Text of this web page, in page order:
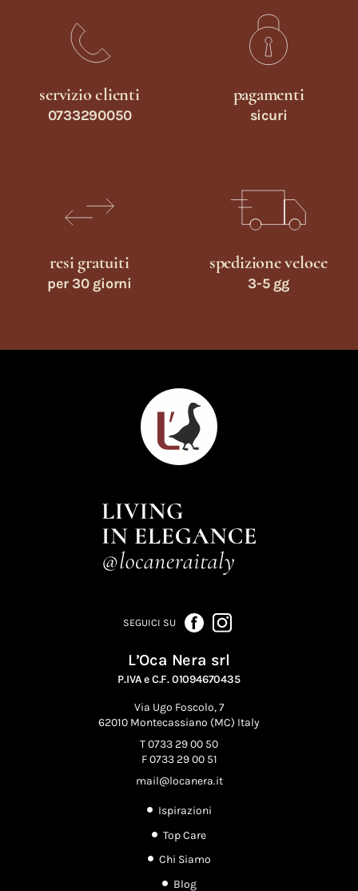
servizio clienti
0733290050
pagamenti
sicuri
resi gratuiti
per 30 giorni
spedizione veloce
3-5 gg
SEGUICI SU
L’Oca Nera srl
P.IVA e C.F. 01094670435
Via Ugo Foscolo, 7
62010 Montecassiano (MC) Italy
T 0733 29 00 50
F 0733 29 00 51
mail@locanera.it
Ispirazioni
Top Care
Chi Siamo
Blog